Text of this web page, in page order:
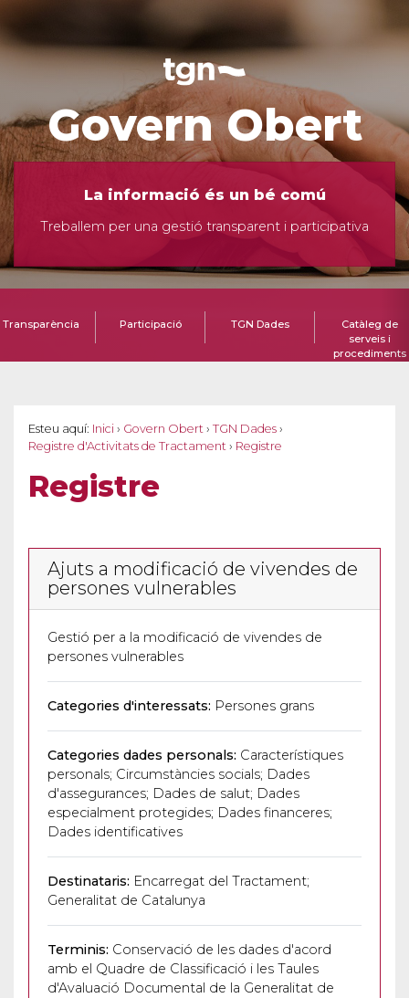
Govern Obert
La informació és un bé comú
Treballem per una gestió transparent i participativa
Transparència Participació TGN Dades
Catàleg de
serveis i
procediments
Esteu aquí: Inici › Govern Obert › TGN Dades ›
Registre d'Activitats de Tractament › Registre
Registre
Ajuts a modificació de vivendes de
persones vulnerables
Gestió per a la modificació de vivendes de
persones vulnerables
Categories d'interessats: Persones grans
Categories dades personals: Característiques
personals; Circumstàncies socials; Dades
d'assegurances; Dades de salut; Dades
especialment protegides; Dades financeres;
Dades identificatives
Destinataris: Encarregat del Tractament;
Generalitat de Catalunya
Terminis: Conservació de les dades d'acord
amb el Quadre de Classificació i les Taules
d'Avaluació Documental de la Generalitat de